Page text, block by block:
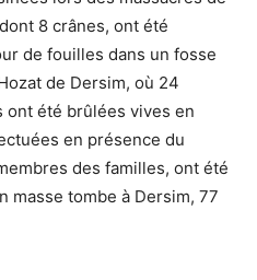
8 crânes, ont été
de fouilles dans un fosse
de Dersim, où 24
ont été brûlées vives en
en présence du
des familles, ont été
masse tombe à Dersim, 77